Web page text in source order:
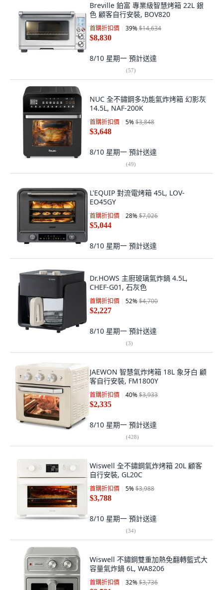
Breville 鉑富 專業級智慧烤箱 22L 銀
色 顧客自行安裝, BOV820
首購折扣價 39%$14,634
$8,830
8/10 星期一 預計送達
(57)
NUC 全不鏽鋼多功能氣炸烤箱 幻影灰
14.5L, NAF-200K
首購折扣價 5%$3,848
$3,648
8/10 星期一 預計送達
(49)
L'EQUIP 對流電烤箱 45L, LOV-
EO45GY
首購折扣價 28%$7,026
$5,044
8/10 星期一 預計送達
Dr.HOWS 主廚玻璃氣炸鍋 4.5L,
CHEF-G01, 石灰色
首購折扣價 52%$4,700
$2,227
8/10 星期一 預計送達
(3)
JAEWON 智慧氣炸烤箱 18L 象牙白 顧
客自行安裝, FM1800Y
首購折扣價 40%$3,933
$2,335
8/10 星期一 預計送達
(428)
Wiswell 全不鏽鋼氣炸烤箱 20L 顧客
自行安裝, GL20C
首購折扣價 5%$3,988
$3,788
8/10 星期一 預計送達
(34)
Wiswell 不鏽鋼雙重加熱免翻轉籃式大
容量氣炸鍋 6L, WA8206
首購折扣價 32%$3,736